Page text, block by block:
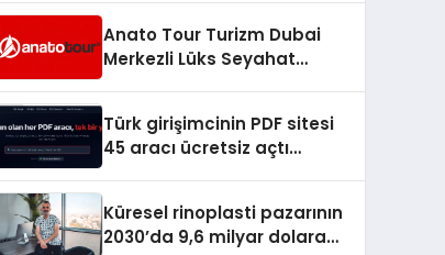
Anato Tour Turizm Dubai
Merkezli Lüks Seyahat
Türk girişimcinin PDF sitesi
45 aracı ücretsiz açtı
Küresel rinoplasti pazarının
2030’da 9,6 milyar dolara